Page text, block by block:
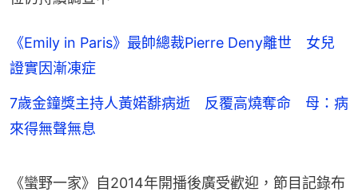
《Emily in Paris》最帥總裁Pierre Deny離世 女兒
證實因漸凍症
7歲金鐘獎主持人黃婼馡病逝 反覆高燒奪命 母：病
來得無聲無息
《蠻野一家》自2014年開播後廣受歡迎，節目記錄布